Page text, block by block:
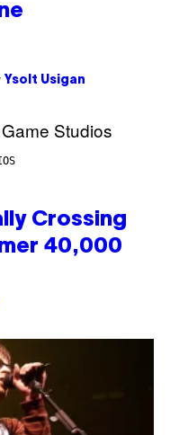
Ysolt Usigan
Crossing
40,000